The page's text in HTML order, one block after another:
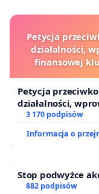
Petycja
działalności,
finansowej
Petycja przeciwko
działalności,
finansowej
3 170 podpisów
Informacja o
Stop podwyżce
882 podpisów